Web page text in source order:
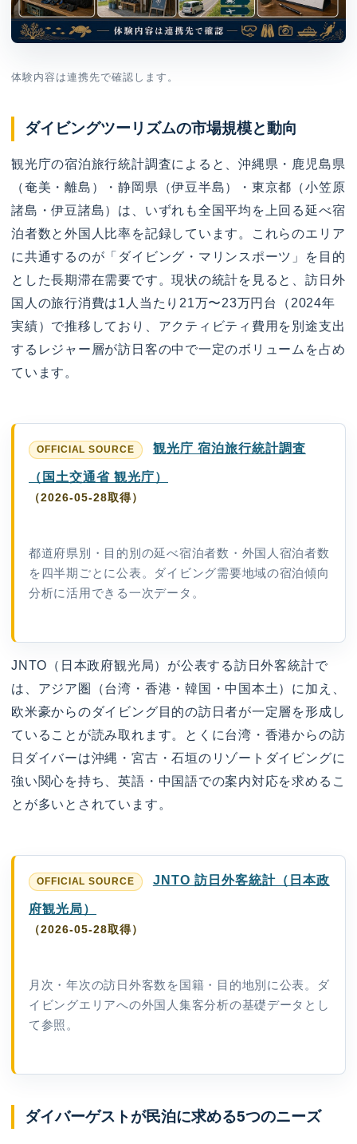
体験内容は連携先で確認します。
ダイビングツーリズムの市場規模と動向
観光庁の宿泊旅行統計調査によると、沖縄県・鹿児島県
（奄美・離島）・静岡県（伊豆半島）・東京都（小笠原
諸島・伊豆諸島）は、いずれも全国平均を上回る延べ宿
泊者数と外国人比率を記録しています。これらのエリア
に共通するのが「ダイビング・マリンスポーツ」を目的
とした長期滞在需要です。現状の統計を見ると、訪日外
国人の旅行消費は1人当たり21万〜23万円台（2024年
実績）で推移しており、アクティビティ費用を別途支出
するレジャー層が訪日客の中で一定のボリュームを占め
ています。
観光庁 宿泊旅行統計調査
（国土交通省 観光庁）
（2026-05-28取得）
都道府県別・目的別の延べ宿泊者数・外国人宿泊者数
を四半期ごとに公表。ダイビング需要地域の宿泊傾向
分析に活用できる一次データ。
JNTO（日本政府観光局）が公表する訪日外客統計で
は、アジア圏（台湾・香港・韓国・中国本土）に加え、
欧米豪からのダイビング目的の訪日者が一定層を形成し
ていることが読み取れます。とくに台湾・香港からの訪
日ダイバーは沖縄・宮古・石垣のリゾートダイビングに
強い関心を持ち、英語・中国語での案内対応を求めるこ
とが多いとされています。
JNTO 訪日外客統計（日本政
府観光局）
（2026-05-28取得）
月次・年次の訪日外客数を国籍・目的地別に公表。ダ
イビングエリアへの外国人集客分析の基礎データとし
て参照。
ダイバーゲストが民泊に求める5つのニーズ